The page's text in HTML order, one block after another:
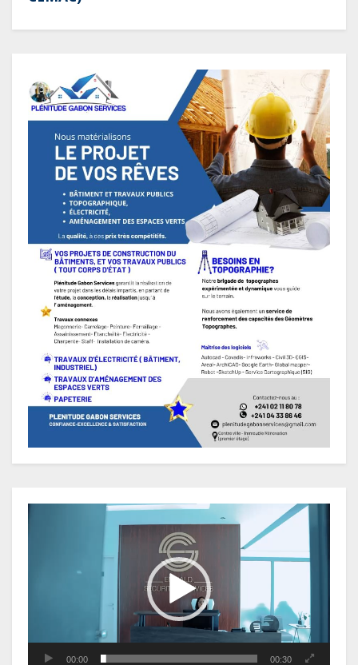
00:00 00:30